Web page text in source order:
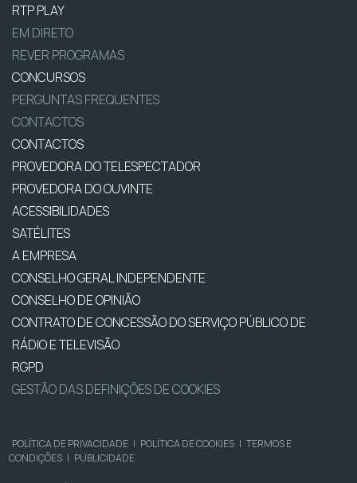
RTP PLAY
EM DIRETO
REVER PROGRAMAS
CONCURSOS
PERGUNTAS FREQUENTES
CONTACTOS
CONTACTOS
PROVEDORA DO TELESPECTADOR
PROVEDORA DO OUVINTE
ACESSIBILIDADES
SATÉLITES
A EMPRESA
CONSELHO GERAL INDEPENDENTE
CONSELHO DE OPINIÃO
CONTRATO DE CONCESSÃO DO SERVIÇO PÚBLICO DE
RÁDIO E TELEVISÃO
RGPD
GESTÃO DAS DEFINIÇÕES DE COOKIES
POLÍTICA DE PRIVACIDADE | POLÍTICA DE COOKIES | TERMOS E
CONDIÇÕES | PUBLICIDADE